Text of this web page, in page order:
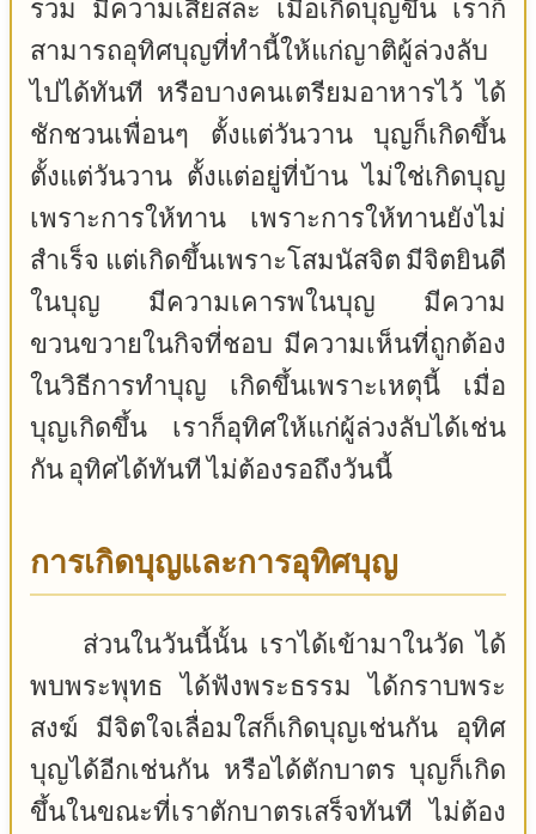
รวม มีความเสียสละ เมื่อเกิดบุญขึ้น เราก็
สามารถอุทิศบุญที่ทำนี้ให้แก่ญาติผู้ล่วงลับ
ไปได้ทันที หรือบางคนเตรียมอาหารไว้ ได้
ชักชวนเพื่อนๆ ตั้งแต่วันวาน บุญก็เกิดขึ้น
ตั้งแต่วันวาน ตั้งแต่อยู่ที่บ้าน ไม่ใช่เกิดบุญ
เพราะการให้ทาน เพราะการให้ทานยังไม่
สำเร็จ แต่เกิดขึ้นเพราะโสมนัสจิต มีจิตยินดี
ในบุญ มีความเคารพในบุญ มีความ
ขวนขวายในกิจที่ชอบ มีความเห็นที่ถูกต้อง
ในวิธีการทำบุญ เกิดขึ้นเพราะเหตุนี้ เมื่อ
บุญเกิดขึ้น เราก็อุทิศให้แก่ผู้ล่วงลับได้เช่น
กัน อุทิศได้ทันที ไม่ต้องรอถึงวันนี้
การเกิดบุญและการอุทิศบุญ
ส่วนในวันนี้นั้น เราได้เข้ามาในวัด ได้
พบพระพุทธ ได้ฟังพระธรรม ได้กราบพระ
สงฆ์ มีจิตใจเลื่อมใสก็เกิดบุญเช่นกัน อุทิศ
บุญได้อีกเช่นกัน หรือได้ตักบาตร บุญก็เกิด
ขึ้นในขณะที่เราตักบาตรเสร็จทันที ไม่ต้อง